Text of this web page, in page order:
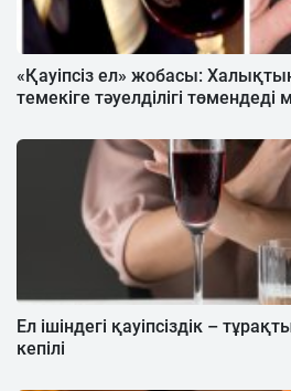
«Қауіпсіз ел» жобасы:
темекіге тәуелділігі төмендеді
Ел ішіндегі қауіпсіздік –
кепілі